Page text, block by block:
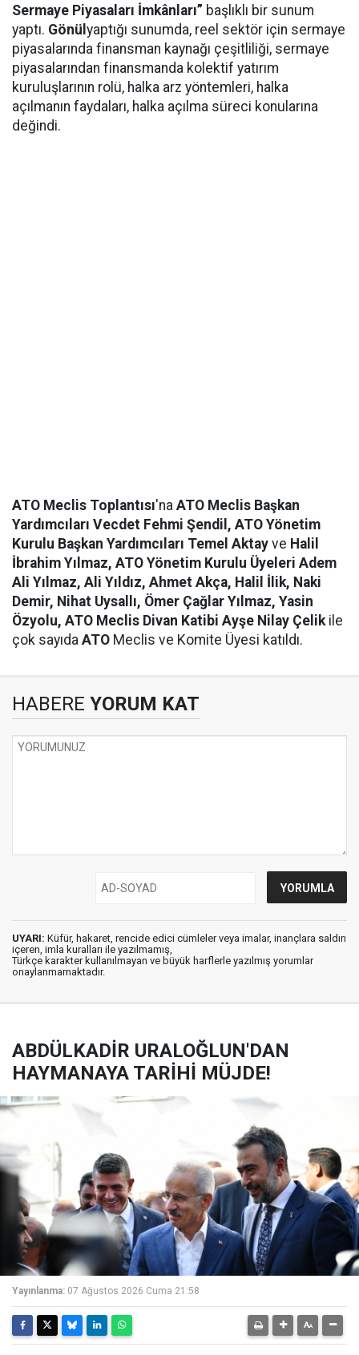
Sermaye Piyasaları İmkânları” başlıklı bir sunum
yaptı. Gönül yaptığı sunumda, reel sektör için sermaye
piyasalarında finansman kaynağı çeşitliliği, sermaye
piyasalarından finansmanda kolektif yatırım
kuruluşlarının rolü, halka arz yöntemleri, halka
açılmanın faydaları, halka açılma süreci konularına
değindi.
ATO Meclis Toplantısı'na ATO Meclis Başkan
Yardımcıları Vecdet Fehmi Şendil, ATO Yönetim
Kurulu Başkan Yardımcıları Temel Aktay ve Halil
İbrahim Yılmaz, ATO Yönetim Kurulu Üyeleri Adem
Ali Yılmaz, Ali Yıldız, Ahmet Akça, Halil İlik, Naki
Demir, Nihat Uysallı, Ömer Çağlar Yılmaz, Yasin
Özyolu, ATO Meclis Divan Katibi Ayşe Nilay Çelikile
çok sayıda ATO Meclis ve Komite Üyesi katıldı.
HABERE YORUM KAT
UYARI: Küfür, hakaret, rencide edici cümleler veya imalar, inançlara saldırı
içeren, imla kuralları ile yazılmamış,
Türkçe karakter kullanılmayan ve büyük harflerle yazılmış yorumlar
onaylanmamaktadır.
ABDÜLKADİR URALOĞLUN'DAN
HAYMANAYA TARİHİ MÜJDE!
Yayınlanma: 07 Ağustos 2026 Cuma 21:58